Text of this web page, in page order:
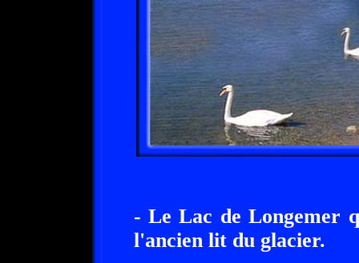
- Le Lac de Longemer
l'ancien lit du glacier.